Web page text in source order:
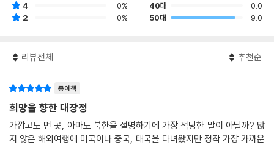
4
0%
2
0%
40대
0.0
50대
9.0
리뷰전체 추천순
종이책
희망을 향한 대장정
가깝고도 먼 곳, 아마도 북한을 설명하기에 가장 적당한 말이 아닐까? 많
지 않은 해외여행에 미국이나 중국, 태국을 다녀왔지만 정작 가장 가까운